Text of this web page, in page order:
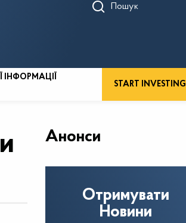
Пошук
START INVESTING
Анонси
Отримувати
Новини